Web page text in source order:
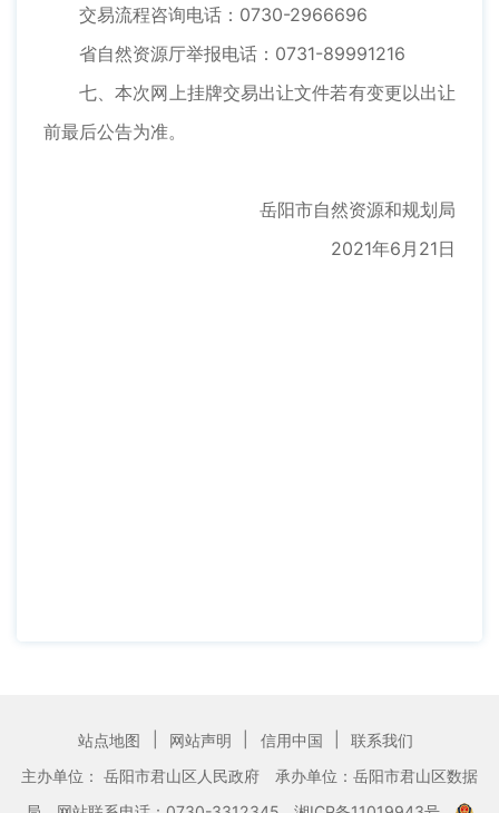
交易流程咨询电话：0730-2966696
省自然资源厅举报电话：0731-89991216
七、本次网上挂牌交易出让文件若有变更以出让
前最后公告为准。
岳阳市自然资源和规划局
2021年6月21日
站点地图 网站声明 信用中国
联系我们
主办单位： 岳阳市君山区人民政府
承办单位：岳阳市君山区数据